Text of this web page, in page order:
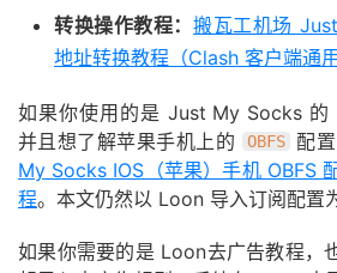
转换操作教程：搬瓦工机场
地址转换教程（Clash 客户端通用
如果你使用的是 Just My Socks 的
并且想了解苹果手机上的
OBFS 配
My Socks IOS（苹果）手机 OBFS
程。本文仍然以 Loon 导入订阅配置
如果你需要的是 Loon去广告教程，